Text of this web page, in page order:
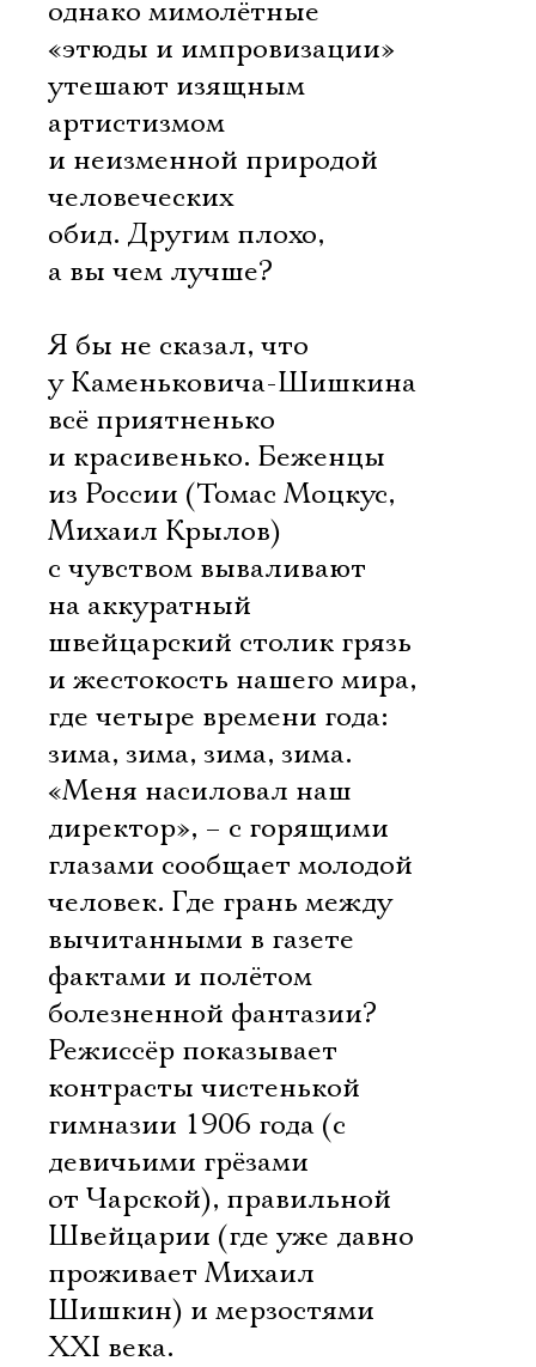
однако мимолётные
«этюды и импровизации»
утешают изящным
артистизмом
и неизменной природой
человеческих
обид. Другим плохо,
а вы чем лучше?
Я бы не сказал, что
у Каменьковича-Шишкина
всё приятненько
и красивенько. Беженцы
из России (Томас Моцкус,
Михаил Крылов)
с чувством вываливают
на аккуратный
швейцарский столик грязь
и жестокость нашего мира,
где четыре времени года:
зима, зима, зима, зима.
«Меня насиловал наш
директор», – с горящими
глазами сообщает молодой
человек. Где грань между
вычитанными в газете
фактами и полётом
болезненной фантазии?
Режиссёр показывает
контрасты чистенькой
гимназии 1906 года (с
девичьими грёзами
от Чарской), правильной
Швейцарии (где уже давно
проживает Михаил
Шишкин) и мерзостями
XXI века.
Электропочта
Имя